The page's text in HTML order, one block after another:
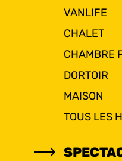
VANLIFE
CHALET
CHAMBRE
DORTOIR
MAISON
TOUS LES